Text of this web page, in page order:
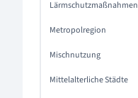
Lärmschutzmaßnahmen
Metropolregion
Mischnutzung
Mittelalterliche Städte